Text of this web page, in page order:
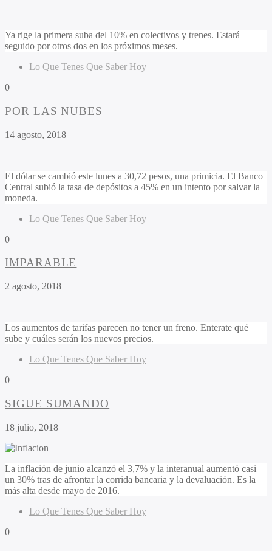
Ya rige la primera suba del 10% en colectivos y trenes. Estará
seguido por otros dos en los próximos meses.
Lo Que Tenes Que Saber Hoy
0
POR LAS NUBES
14 agosto, 2018
El dólar se cambió este lunes a 30,72 pesos, una primicia. El Banco
Central subió la tasa de depósitos a 45% en un intento por salvar la
moneda.
Lo Que Tenes Que Saber Hoy
0
IMPARABLE
2 agosto, 2018
Los aumentos de tarifas parecen no tener un freno. Enterate qué
sube y cuáles serán los nuevos precios.
Lo Que Tenes Que Saber Hoy
0
SIGUE SUMANDO
18 julio, 2018
La inflación de junio alcanzó el 3,7% y la interanual aumentó casi
un 30% tras de afrontar la corrida bancaria y la devaluación. Es la
más alta desde mayo de 2016.
Lo Que Tenes Que Saber Hoy
0